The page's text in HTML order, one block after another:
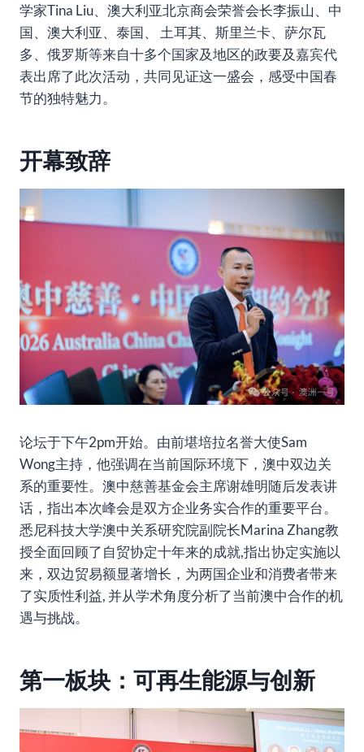
学家Tina Liu、澳大利亚北京商会荣誉会长李振山、中
国、澳大利亚、泰国、 土耳其、斯里兰卡、萨尔瓦
多、俄罗斯等来自十多个国家及地区的政要及嘉宾代
表出席了此次活动，共同见证这一盛会，感受中国春
节的独特魅力。
开幕致辞
论坛于下午2pm开始。由前堪培拉名誉大使Sam
Wong主持，他强调在当前国际环境下，澳中双边关
系的重要性。澳中慈善基金会主席谢雄明随后发表讲
话，指出本次峰会是双方企业务实合作的重要平台。
悉尼科技大学澳中关系研究院副院长Marina Zhang教
授全面回顾了自贸协定十年来的成就,指出协定实施以
来，双边贸易额显著增长，为两国企业和消费者带来
了实质性利益, 并从学术角度分析了当前澳中合作的机
遇与挑战。
第一板块：可再生能源与创新